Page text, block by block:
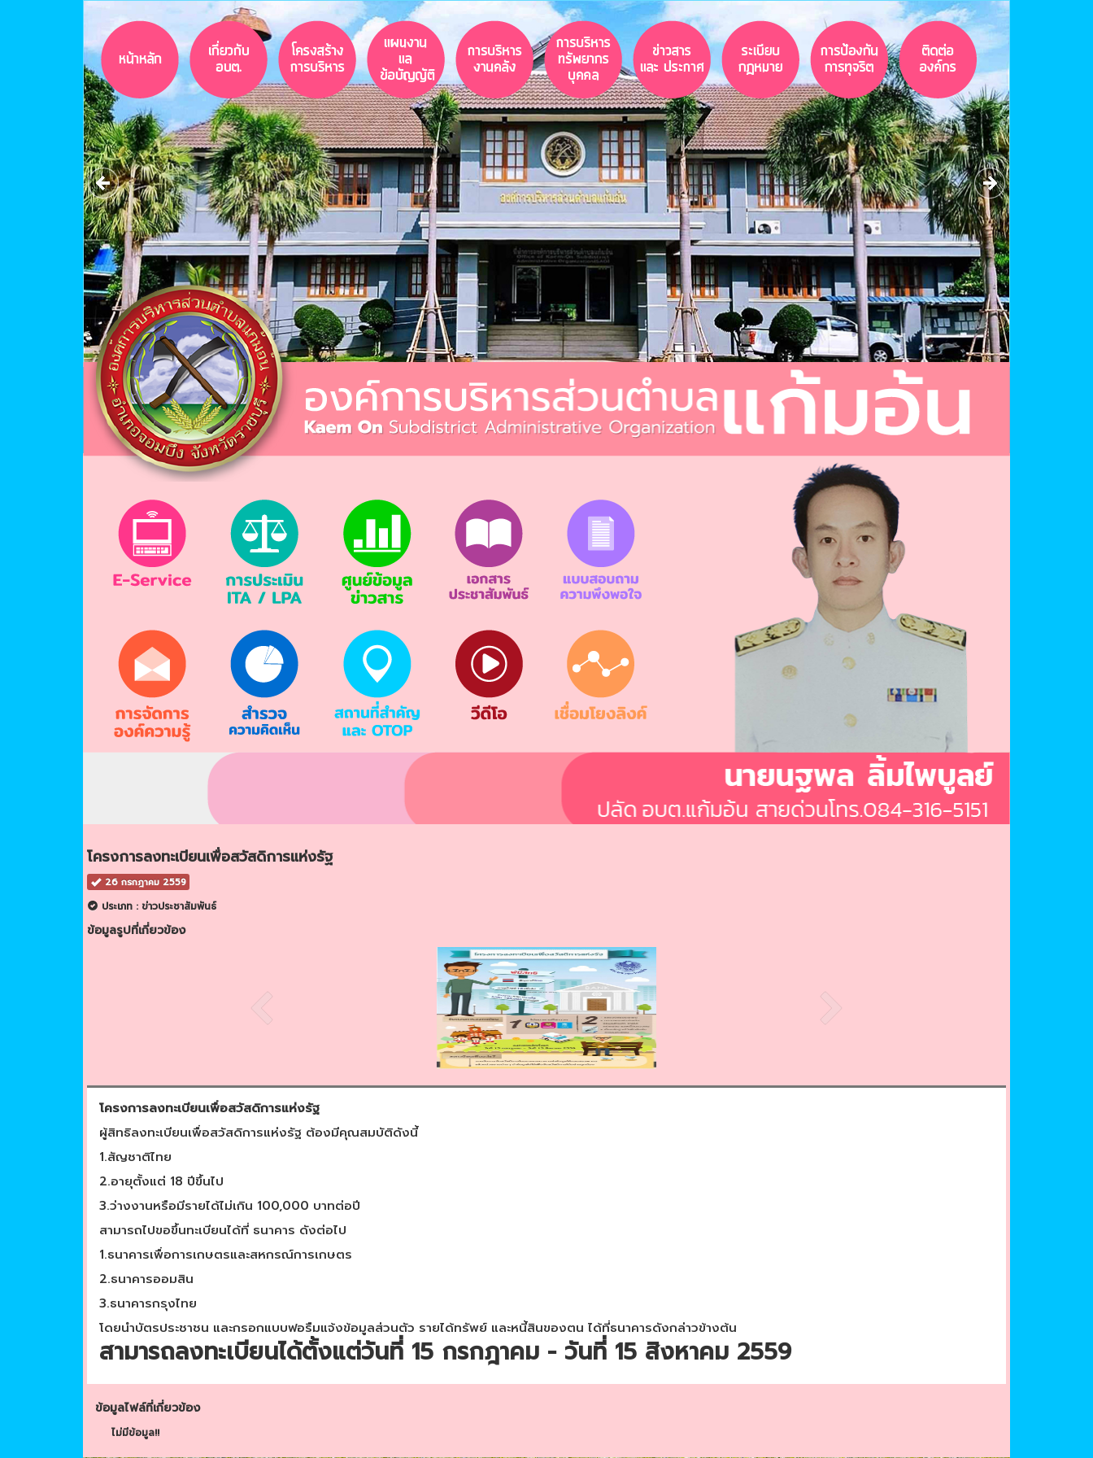
โครงการลงทะเบียนเพื่อสวัสดิการแห่งรัฐ
26 กรกฎาคม 2559
ประเภท : ข่าวประชาสัมพันธ์
ข้อมูลรูปที่เกี่ยวข้อง
โครงการลงทะเบียนเพื่อสวัสดิการแห่งรัฐ
ผู้สิทธิลงทะเบียนเพื่อสวัสดิการแห่งรัฐ ต้องมีคุณสมบัติดังนี้
1.สัญชาติไทย
2.อายุตั้งแต่ 18 ปีขึ้นไป
3.ว่างงานหรือมีรายได้ไม่เกิน 100,000 บาทต่อปี
สามารถไปขอขึ้นทะเบียนได้ที่ ธนาคาร ดังต่อไป
1.ธนาคารเพื่อการเกษตรและสหกรณ์การเกษตร
2.ธนาคารออมสิน
3.ธนาคารกรุงไทย
โดยนำบัตรประชาชน และกรอกแบบฟอรืมแจ้งข้อมูลส่วนตัว รายได้ทรัพย์ และหนี้สินของตน ได้ที่ธนาคารดังกล่าวข้างต้น
สามารถลงทะเบียนได้ตั้งแต่วันที่ 15 กรกฎาคม - วันที่ 15 สิงหาคม 2559
ข้อมูลไฟล์ที่เกี่ยวข้อง
ไม่มีข้อมูล!!